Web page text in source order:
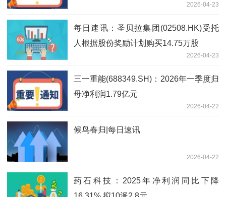
2026-04-23
每日速讯：圣贝拉集团(02508.HK)受托
人根据股份奖励计划购买14.75万股
2026-04-23
三一重能(688349.SH)：2026年一季度归
母净利润1.79亿元
2026-04-22
候鸟春归|每日速讯
2026-04-22
药石科技：2025年净利润同比下降